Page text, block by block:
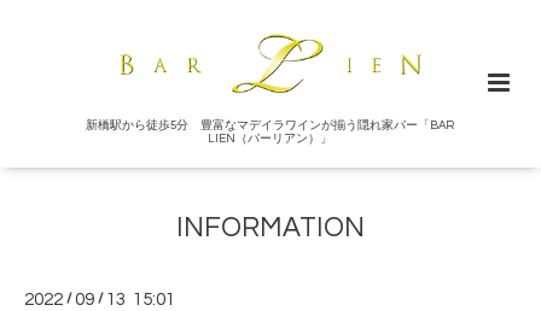
新橋駅から徒歩5分 豊富なマデイラワインが揃う隠れ家バー「BAR
LIEN（バーリアン）」
INFORMATION
2022 /09 / 13 15:01